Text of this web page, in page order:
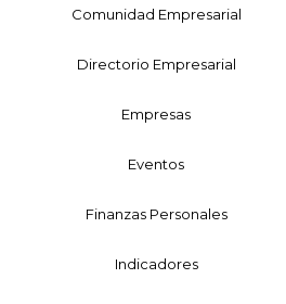
Comunidad Empresarial
Directorio Empresarial
Empresas
Eventos
Finanzas Personales
Indicadores